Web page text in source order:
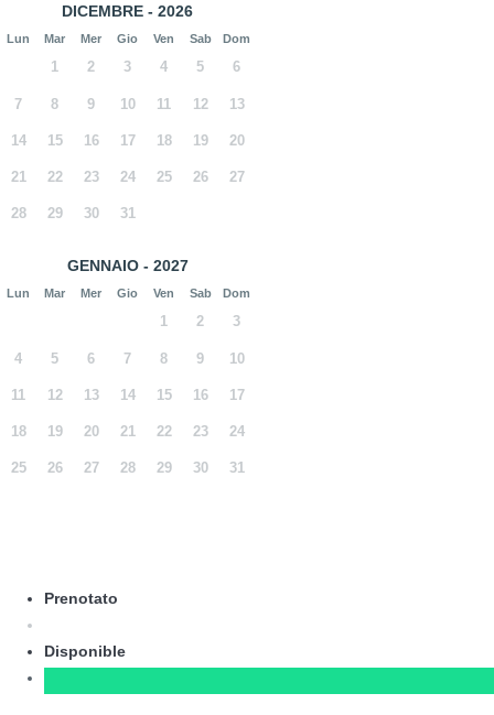
DICEMBRE - 2026
Lun Mar Mer Gio Ven Sab Dom
1 2 3 4 5 6
7 8 9 10 11 12 13
14 15 16 17 18 19 20
21 22 23 24 25 26 27
28 29 30 31
GENNAIO - 2027
Lun Mar Mer Gio Ven Sab Dom
1 2 3
4 5 6 7 8 9 10
11 12 13 14 15 16 17
18 19 20 21 22 23 24
25 26 27 28 29 30 31
Prenotato
Disponible